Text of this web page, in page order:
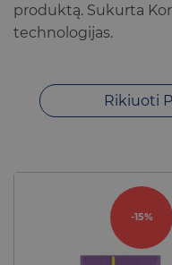
produktą. Sukurta
technologijas.
Rikiuoti
-15%